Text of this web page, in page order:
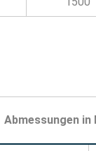
Abmessungen in